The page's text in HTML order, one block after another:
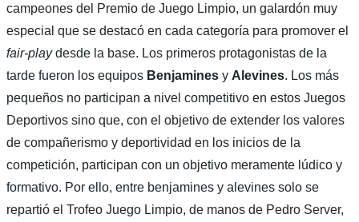
campeones del Premio de Juego Limpio, un galardón muy
especial que se destacó en cada categoría para promover el
fair-playdesde la base. Los primeros protagonistas de la
tarde fueron los equipos Benjaminesy Alevines. Los más
pequeños no participan a nivel competitivo en estos Juegos
Deportivos sino que, con el objetivo de extender los valores
de compañerismo y deportividad en los inicios de la
competición, participan con un objetivo meramente lúdico y
formativo. Por ello, entre benjamines y alevines solo se
repartió el Trofeo Juego Limpio, de manos de Pedro Server,